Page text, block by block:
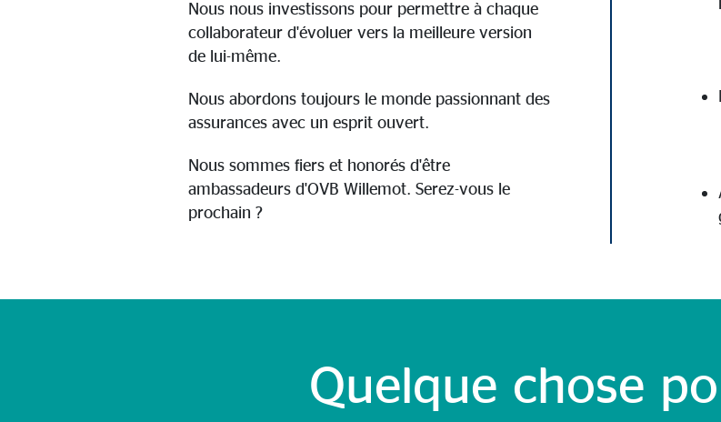
Nous nous investissons pour permettre à chaque
collaborateur d'évoluer vers la meilleure version
de lui-même.
Nous abordons toujours le monde passionnant des
assurances avec un esprit ouvert.
Nous sommes fiers et honorés d'être
ambassadeurs d'OVB Willemot. Serez-vous le
prochain ?
Quelque chose